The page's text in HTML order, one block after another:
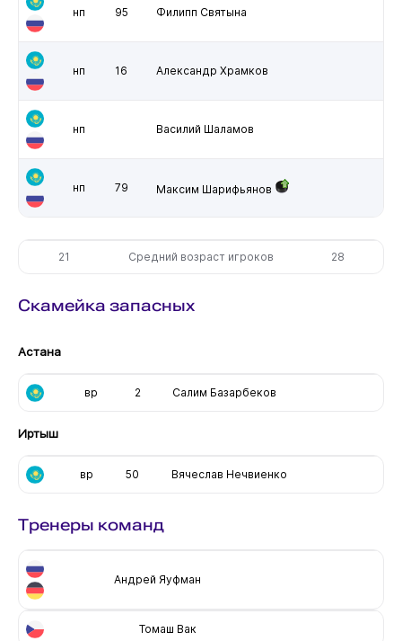
нп 95 Филипп Святына
нп 16 Александр Храмков
нп Василий Шаламов
нп 79 Максим Шарифьянов
21 Средний возраст игроков 28
Скамейка запасных
Астана
вр 2 Салим Базарбеков
Иртыш
вр 50 Вячеслав Нечвиенко
Тренеры команд
Андрей Яуфман
Томаш Вак